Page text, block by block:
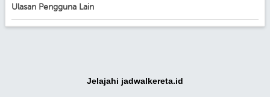
Ulasan Pengguna Lain
Jelajahi jadwalkereta.id